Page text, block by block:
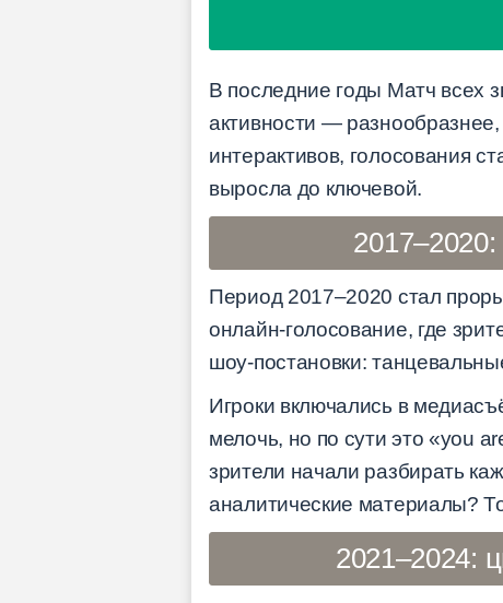
В последние годы Матч всех
активности —
интерактивов, голосования
выросла до ключевой.
Период 2017–2020 стал
онлайн-голосование, где
шоу-постановки:
Игроки включались в
мелочь, но по сути это «you
зрители начали разбирать
аналитические материалы?
2021–2024: